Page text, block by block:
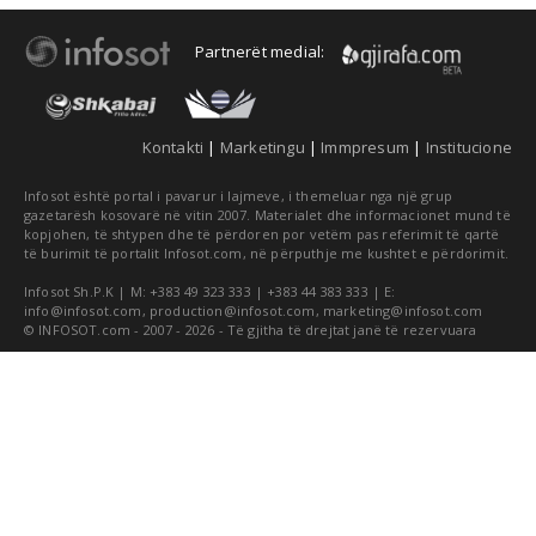
Partnerët medial:
Kontakti | Marketingu | Immpresum | Institucione
Infosot është portal i pavarur i lajmeve, i themeluar nga një grup
gazetarësh kosovarë në vitin 2007. Materialet dhe informacionet mund të
kopjohen, të shtypen dhe të përdoren por vetëm pas referimit të qartë
të burimit të portalit Infosot.com, në përputhje me kushtet e përdorimit.
Infosot Sh.P.K | M: +383 49 323 333 | +383 44 383 333 | E:
info@infosot.com , production@infosot.com , marketing@infosot.com
© INFOSOT.com - 2007 - 2026 - Të gjitha të drejtat janë të rezervuara